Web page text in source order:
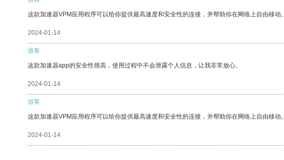
这款加速器VPM应用程序可以给你提供最高速度和安全性的连接，并帮助你在网络上自由移动。
2024-01-14
游客
这款加速器app的安全性很高，使用过程中不会泄露个人信息，让我非常放心。
2024-01-14
游客
这款加速器VPM应用程序可以给你提供最高速度和安全性的连接，并帮助你在网络上自由移动。
2024-01-14